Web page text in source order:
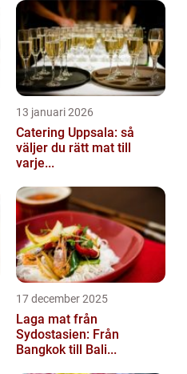
13 januari 2026
Catering Uppsala: så
väljer du rätt mat till
varje...
17 december 2025
Laga mat från
Sydostasien: Från
Bangkok till Bali...